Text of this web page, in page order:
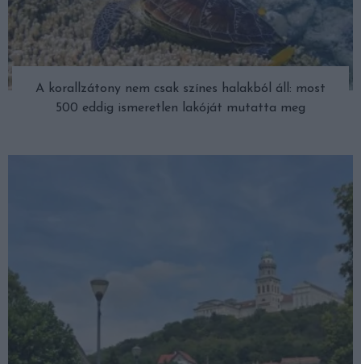
A korallzátony nem csak színes halakból áll: most
500 eddig ismeretlen lakóját mutatta meg